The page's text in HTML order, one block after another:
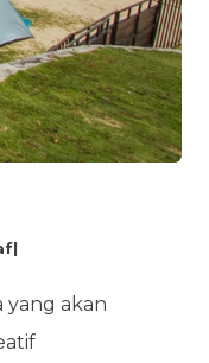
yang akan